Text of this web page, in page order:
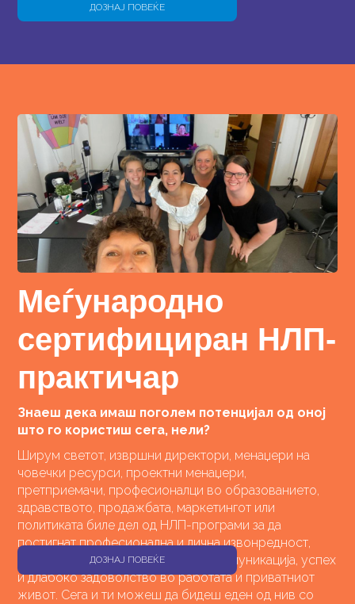
твои интеракции.ДОЗНАЈ ПОВЕЌЕ
Меѓународно
сертифициран НЛП-
практичар
Знаеш дека имаш поголем потенцијал од оној
што го користиш сега, нели?
Ширум светот, извршни директори, менаџери на
човечки ресурси, проектни менаџери,
претприемачи, професионалци во образованието,
здравството, продажбата, маркетингот или
политиката биле дел од НЛП-програми за да
постигнат професионална и лична извонредност,
самодоверба, повисоко ниво на комуникација, успех
и длабоко задоволство во работата и приватниот
живот. Сега и ти можеш да бидеш еден од нив со
ДОЗНАЈ ПОВЕЌЕ